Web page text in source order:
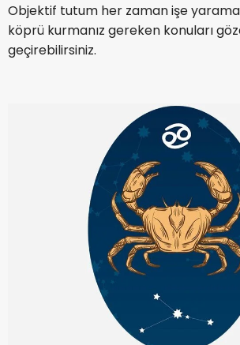
Objektif tutum her zaman işe
köprü kurmanız gereken konuları
geçirebilirsiniz.